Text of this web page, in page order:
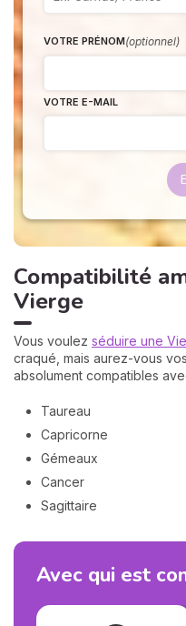
VOTRE PRÉNOM(optionnel)
VOTRE E-MAIL
Compatibilité
Vierge
Vous voulez séduire une
craqué, mais aurez-vous
absolument compatibles
Taureau
Capricorne
Gémeaux
Cancer
Sagittaire
Avec qui est